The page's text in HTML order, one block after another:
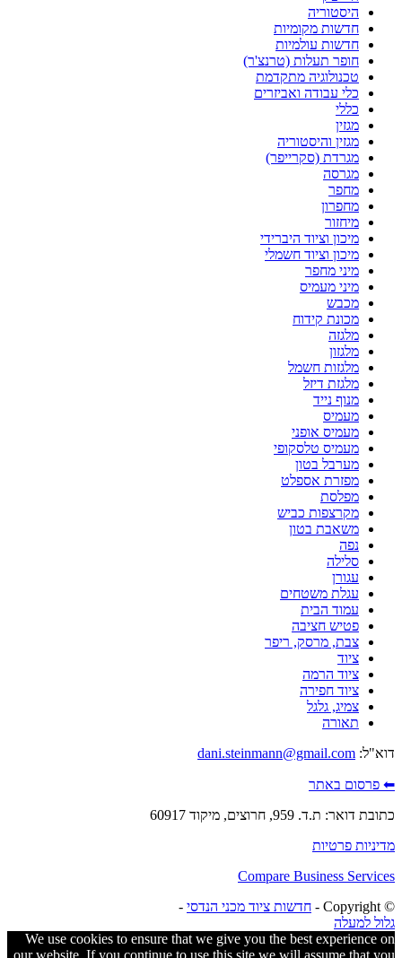
היסטוריה
חדשות מקומיות
חדשות עולמיות
חופר תעלות (טרנצ'ר)
טכנולוגיה מתקדמת
כלי עבודה ואביזרים
כללי
מגזין
מגזין והיסטוריה
מגרדת (סקרייפר)
מגרסה
מחפר
מחפרון
מיחזור
מיכון וציוד היברידי
מיכון וציוד חשמלי
מיני מחפר
מיני מעמיס
מכבש
מכונת קידוח
מלגזה
מלגזון
מלגזות חשמל
מלגזת דיזל
מנוף נייד
מעמיס
מעמיס אופני
מעמיס טלסקופי
מערבל בטון
מפזרת אספלט
מפלסת
מקרצפות כביש
משאבת בטון
נפה
סלילה
עגורן
עגלת משטחים
עמוד הבית
פטיש חציבה
צבת, מרסק, ריפר
ציוד
ציוד הרמה
ציוד חפירה
צמיג, גלגל
תאורה
דוא"ל: dani.steinmann@gmail.com
⬅ פרסום באתר
כתובת דואר: ת.ד. 959, חרוצים, מיקוד 60917
מדיניות פרטיות
Compare Business Services
© ‫Copyright -
חדשות ציוד מכני הנדסי -
גלול למעלה
We use cookies to ensure that we give you the best experience on
our website. If you continue to use this site we will assume that you